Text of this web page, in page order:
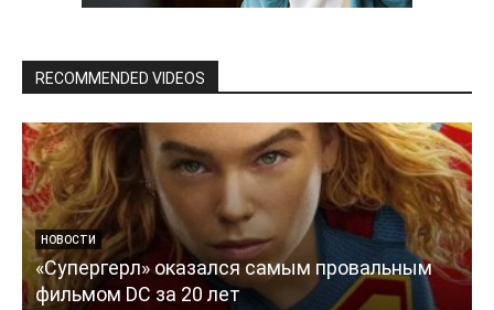
RECOMMENDED VIDEOS
НОВОСТИ
«Супергерл» оказался самым провальным
фильмом DC за 20 лет